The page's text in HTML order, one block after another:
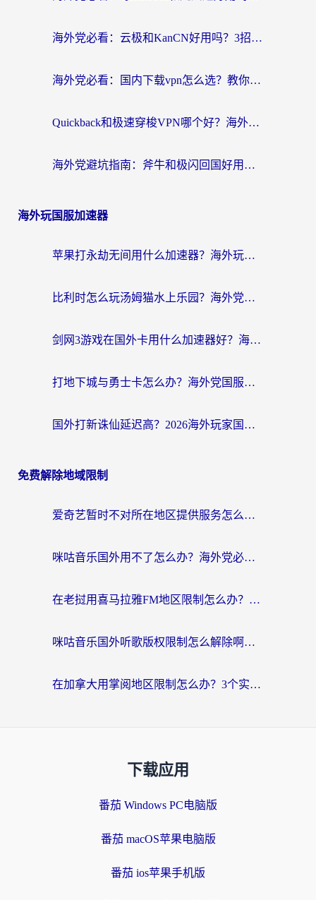
海外党必看：云极和KanCN好用吗？3招教你选对回国加速器（附免费VPN避坑指南）
海外党必看：国内下载vpn怎么选？教你无缝访问国内资源的实用指南
Quickback和极速穿梭VPN哪个好？海外党亲测3招选对回国加速器，看这篇就够了
海外党避坑指南：斧牛和极闪回国好用吗？选对加速器才能无缝刷剧玩游戏
海外玩国服加速器
苹果打永劫无间用什么加速器？海外玩家亲测有效的国服游戏加速指南
比利时怎么玩汤姆猫水上乐园？海外党国服游戏加速终极指南（附无畏契约食之契约解决办法）
剑网3游戏在国外卡用什么加速器好？海外党亲测有效的国服游戏加速指南
打地下城与勇士卡怎么办？海外党国服游戏加速终极指南（附北美欧洲实测）
国外打新诛仙延迟高？2026海外玩家国服游戏加速器终极指南（附天龙八部闪耀暖暖实测）
免费解除地域限制
爱奇艺暂时不对所在地区提供服务怎么办？海外党亲测有效的追剧解决方案
咪咕音乐国外用不了怎么办？海外党必备的国内内容访问全攻略
在老挝用喜马拉雅FM地区限制怎么办？海外党亲测有效的回国加速方案
咪咕音乐国外听歌版权限制怎么解除啊？海外党亲测有效的回国加速方案
在加拿大用掌阅地区限制怎么办？3个实用技巧帮你轻松解决（附海外华人必备工具）
下载应用
番茄 Windows PC电脑版
番茄 macOS苹果电脑版
番茄 ios苹果手机版